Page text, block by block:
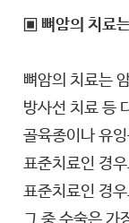
▣ 뼈암의 치료
뼈암의 치료는
방사선 치료 등
골육종이나 유
표준치료인 경
표준치료인 경
그 중 수술은 가